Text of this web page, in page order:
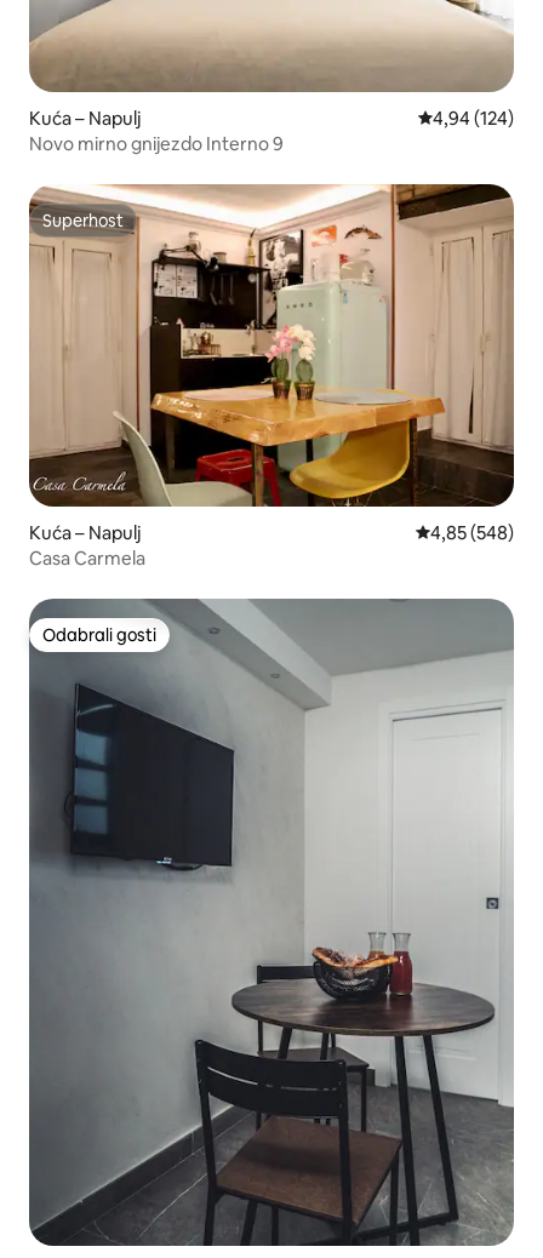
Kuća – Napulj Prosječna
4,94 (124)
Novo mirno gnijezdo Interno 9
Superhost
Superhost
Kuća – Napulj Prosječna
4,85 (548)
Casa Carmela
Odabrali gosti
Odabrali gosti